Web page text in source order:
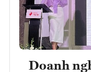
Doanh